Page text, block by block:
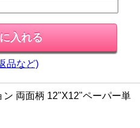
品など)
両面柄 12"X12"ペーパー単